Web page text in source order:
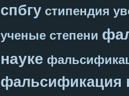
спбгу стипендия
ученые степени
науке
фальсификация